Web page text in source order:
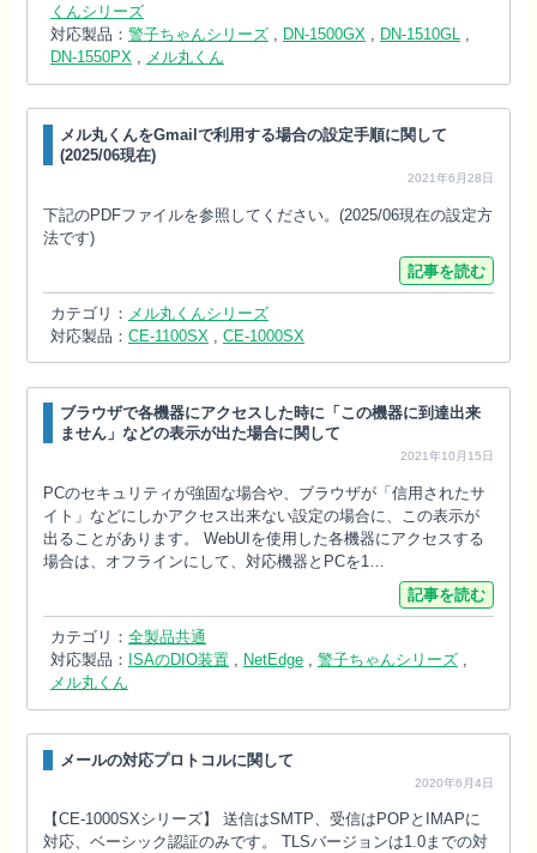
くんシリーズ
対応製品： 警子ちゃんシリーズ, DN-1500GX, DN-1510GL,
DN-1550PX, メル丸くん
メル丸くんをGmailで利用する場合の設定手順に関して
(2025/06現在)
2021年6月28日
下記のPDFファイルを参照してください。(2025/06現在の設定方
法です)
記事を読む
カテゴリ： メル丸くんシリーズ
対応製品： CE-1100SX CE-1000SX
ブラウザで各機器にアクセスした時に「この機器に到達出来
ません」などの表示が出た場合に関して
2021年10月15日
PCのセキュリティが強固な場合や、ブラウザが「信用されたサ
イト」などにしかアクセス出来ない設定の場合に、この表示が
出ることがあります。 WebUIを使用した各機器にアクセスする
場合は、オフラインにして、対応機器とPCを1…
記事を読む
カテゴリ： 全製品共通
対応製品： ISAのDIO装置, NetEdge, 警子ちゃんシリーズ,
メル丸くん
メールの対応プロトコルに関して
2020年6月4日
【CE-1000SXシリーズ】 送信はSMTP、受信はPOPとIMAPに
対応、ベーシック認証のみです。 TLSバージョンは1.0までの対